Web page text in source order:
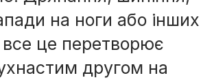
на ноги або інших
це перетворює
другом на